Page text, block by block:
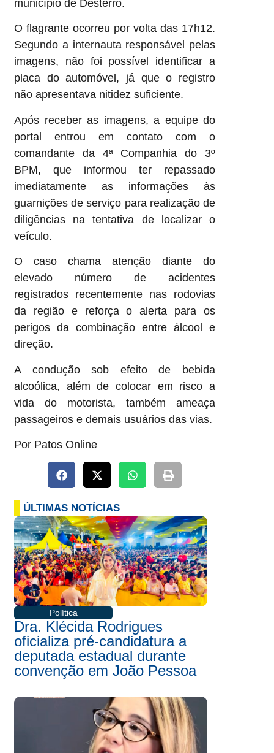
município de Desterro.
O flagrante ocorreu por volta das 17h12.
Segundo a internauta responsável pelas
imagens, não foi possível identificar a
placa do automóvel, já que o registro
não apresentava nitidez suficiente.
Após receber as imagens, a equipe do
portal entrou em contato com o
comandante da 4ª Companhia do 3º
BPM, que informou ter repassado
imediatamente as informações às
guarnições de serviço para realização de
diligências na tentativa de localizar o
veículo.
O caso chama atenção diante do
elevado número de acidentes
registrados recentemente nas rodovias
da região e reforça o alerta para os
perigos da combinação entre álcool e
direção.
A condução sob efeito de bebida
alcoólica, além de colocar em risco a
vida do motorista, também ameaça
passageiros e demais usuários das vias.
Por Patos Online
ÚLTIMAS NOTÍCIAS
Política
Dra. Klécida Rodrigues
oficializa pré-candidatura a
deputada estadual durante
convenção em João Pessoa